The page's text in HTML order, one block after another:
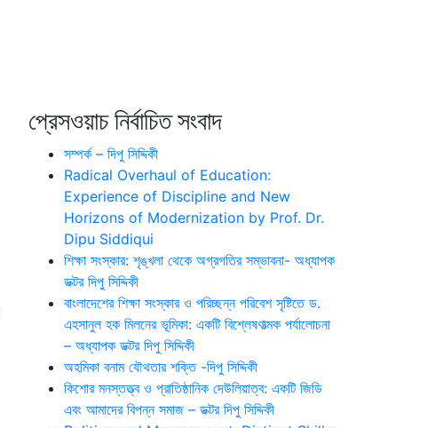
প্রেসওয়াচ নির্বাচিত সংবাদ
সম্পর্ক – দিপু সিদ্দিকী
Radical Overhaul of Education:
Experience of Discipline and New
Horizons of Modernization by Prof. Dr.
Dipu Siddiqui
শিক্ষা সংস্কার: শৃঙ্খলা থেকে অগ্রগতির সম্ভাবনা- অধ্যাপক
ডক্টর দিপু সিদ্দিকী
বাংলাদেশের শিক্ষা সংস্কার ও পরিচ্ছন্ন পরিবেশ সৃষ্টিতে ড.
এহসানুল হক মিলনের ভূমিকা: একটি বিশ্লেষণাত্মক পর্যালোচনা
– অধ্যাপক ডক্টর দিপু সিদ্দিকী
অহমিকা বনাম যৌথতার শক্তি -দিপু সিদ্দিকী
কিশোর মনস্তত্ত্ব ও প্রাতিষ্ঠানিক দেউলিয়াত্ব: একটি জিডি
এবং আমাদের বিপন্ন সমাজ – ডক্টর দিপু সিদ্দিকী